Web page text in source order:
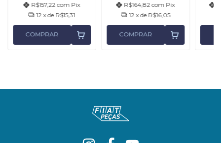
R$157,22com Pix
12 x de R$15,31
COMPRAR
R$164,82com Pix
12 x de R$16,05
COMPRAR